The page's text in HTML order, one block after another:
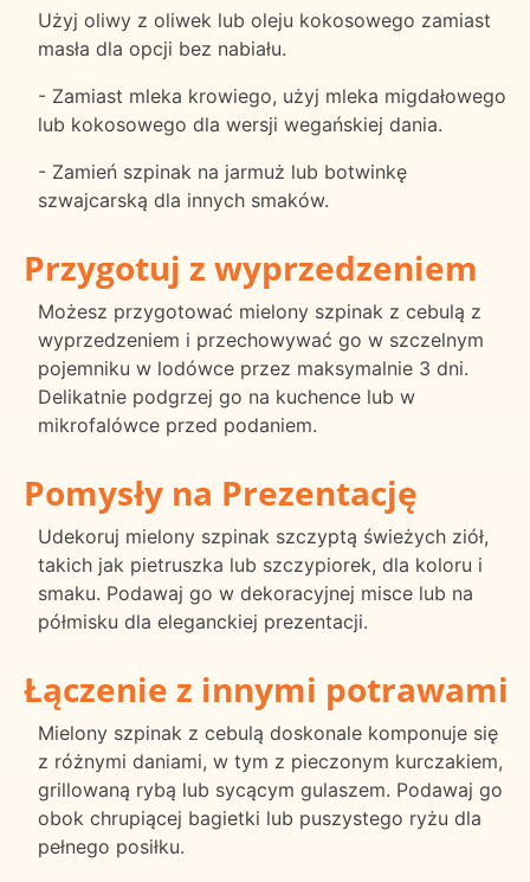
Użyj oliwy z oliwek lub oleju kokosowego zamiast
masła dla opcji bez nabiału.
- Zamiast mleka krowiego, użyj mleka migdałowego
lub kokosowego dla wersji wegańskiej dania.
- Zamień szpinak na jarmuż lub botwinkę
szwajcarską dla innych smaków.
Przygotuj z wyprzedzeniem
Możesz przygotować mielony szpinak z cebulą z
wyprzedzeniem i przechowywać go w szczelnym
pojemniku w lodówce przez maksymalnie 3 dni.
Delikatnie podgrzej go na kuchence lub w
mikrofalówce przed podaniem.
Pomysły na Prezentację
Udekoruj mielony szpinak szczyptą świeżych ziół,
takich jak pietruszka lub szczypiorek, dla koloru i
smaku. Podawaj go w dekoracyjnej misce lub na
półmisku dla eleganckiej prezentacji.
Łączenie z innymi potrawami
Mielony szpinak z cebulą doskonale komponuje się
z różnymi daniami, w tym z pieczonym kurczakiem,
grillowaną rybą lub sycącym gulaszem. Podawaj go
obok chrupiącej bagietki lub puszystego ryżu dla
pełnego posiłku.